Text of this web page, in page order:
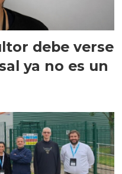
debe verse
ya no es un